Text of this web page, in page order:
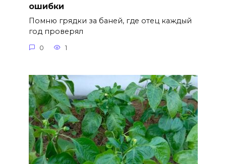
ошибки
Помню грядки за баней, где отец каждый
год проверял
0 1